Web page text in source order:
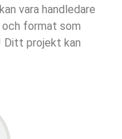
vara handledare
format som
Ditt projekt kan